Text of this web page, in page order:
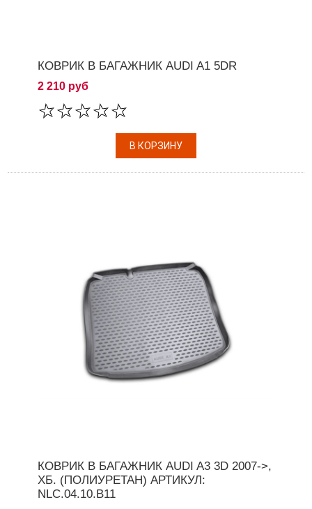
КОВРИК В БАГАЖНИК AUDI A1 5DR
2 210 руб
КОВРИК В БАГАЖНИК AUDI A3 3D 2007->,
ХБ. (ПОЛИУРЕТАН) АРТИКУЛ:
NLC.04.10.B11